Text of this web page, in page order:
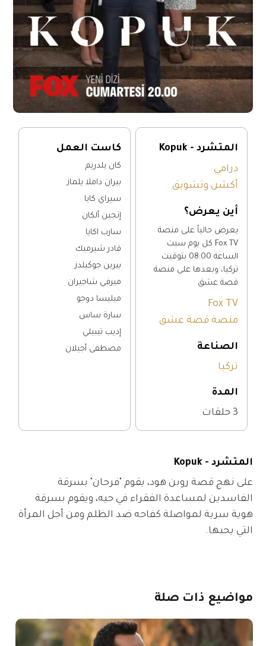
المتشرد - Kopuk
درامي
أكشن وتشويق
أين يعرض؟
يعرض حالياً على منصة
Fox TV كل يوم سبت
الساعة 08:00 بتوقيت
تركيا، وبعدها على منصة
قصة عشق
Fox TV
منصة قصة عشق
الصناعة
تركيا
المدة
3 حلقات
كاست العمل
كان يلدريم
بيران داملا يلماز
سيراي كايا
إنجين ألكان
سارب اكايا
قادر شيرميك
بيرين جوكيلدز
ميرفي شاجيران
ميليسا دوجو
سارة ساس
إديب تيبيلي
مصطفى أجيلان
المتشرد - Kopuk
على نهج قصة روبن هود، يقوم "فرحان" بسرقة
الفاسدين لمساعدة الفقراء في حيه، ويقوم بسرقة
هوية سرية لمواصلة كفاحه ضد الظلم ومن أجل المرأة
التي يحبها.
مواضيع ذات صلة